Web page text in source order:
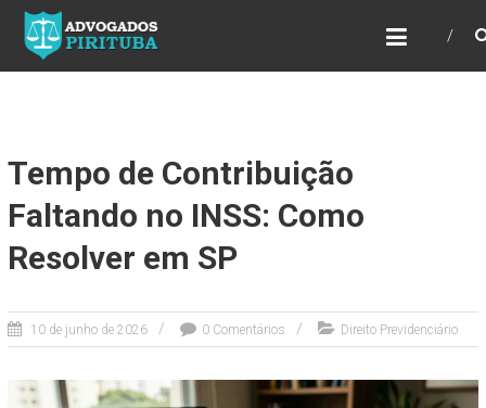
ADVOGADOS PIRITUBA
Precisando de advogado? Entre em contato!
Fazemos toda a assessoria que você
Tempo de Contribuição
Faltando no INSS: Como
Resolver em SP
10 de junho de 2026 0 Comentários Direito Previdenciário